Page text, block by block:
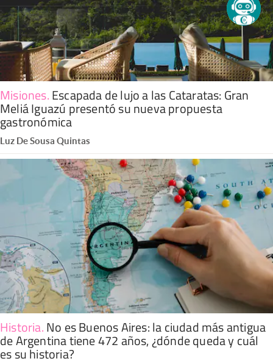
Misiones.Escapada de lujo a las Cataratas: Gran
Meliá Iguazú presentó su nueva propuesta
gastronómica
Luz De Sousa Quintas
Historia.No es Buenos Aires: la ciudad más antigua
de Argentina tiene 472 años, ¿dónde queda y cuál
es su historia?